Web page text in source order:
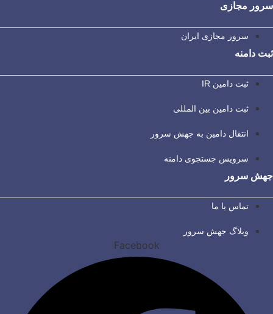
سرور مجازی
سرور مجازی ایران
ثبت دامنه
ثبت دامین IR
ثبت دامین بین المللی
انتقال دامین به جهش سرور
سرویس جستجوی دامنه
جهش سرور
تماس با ما
وبلاگ جهش سرور
Facebook